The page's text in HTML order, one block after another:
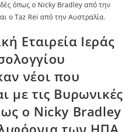
Εταιρεία Ιεράς
νέοι που
με τις Βυρωνικές
ο Nicky Bradley